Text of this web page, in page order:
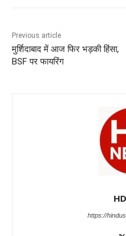
o
o
p
p
m
Previous article
मुर्शिदाबाद में आज फिर भड़की हिंसा,
BSF पर फायरिंग
https://